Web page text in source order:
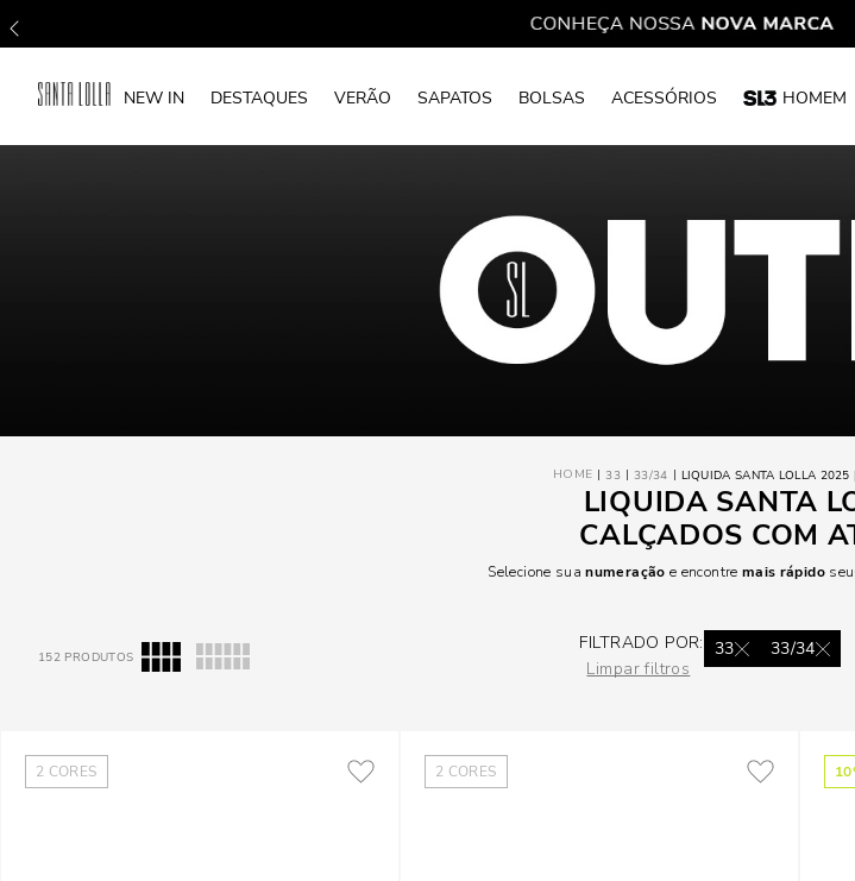
NEW IN DESTAQUES VERÃO SAPATOS BOLSAS ACESSÓRIOS HOMEM
33 33/34 LIQUIDA SANTA LOLLA
LIQUIDA SANTA
CALÇADOS COM
Selecione suanumeração e encontre mais rápido
152 PRODUTOS
FILTRADO POR:
Limpar filtros
33 33/34
2 CORES 2 CORES 10